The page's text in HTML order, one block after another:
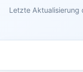
Letzte Aktualisierung